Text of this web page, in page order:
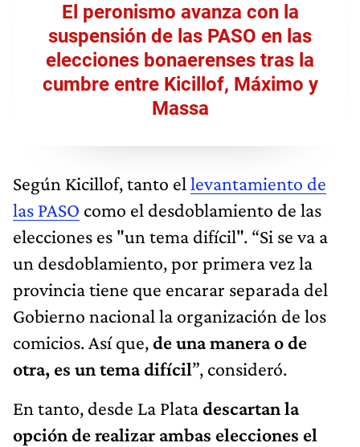
El peronismo avanza con la
suspensión de las PASO en las
elecciones bonaerenses tras la
cumbre entre Kicillof, Máximo y
Massa
Según Kicillof, tanto el levantamiento de
las PASO como el desdoblamiento de las
elecciones es "un tema difícil". “Si se va a
un desdoblamiento, por primera vez la
provincia tiene que encarar separada del
Gobierno nacional la organización de los
comicios. Así que,de una manera o de
otra, es un tema difícil”, consideró.
En tanto, desde La Platadescartan la
opción de realizar ambas elecciones el